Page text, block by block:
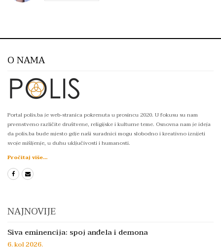
O NAMA
Portal polis.ba je web-stranica pokrenuta u prosincu 2020. U fokusu su nam
prvenstveno različite društvene, religijske i kulturne teme. Osnovna nam je ideja
da polis.ba bude mjesto gdje naši suradnici mogu slobodno i kreativno iznijeti
svoje mišljenje, u duhu uključivosti i humanosti.
Pročitaj više...
NAJNOVIJE
Siva eminencija: spoj anđela i demona
6. kol 2026.